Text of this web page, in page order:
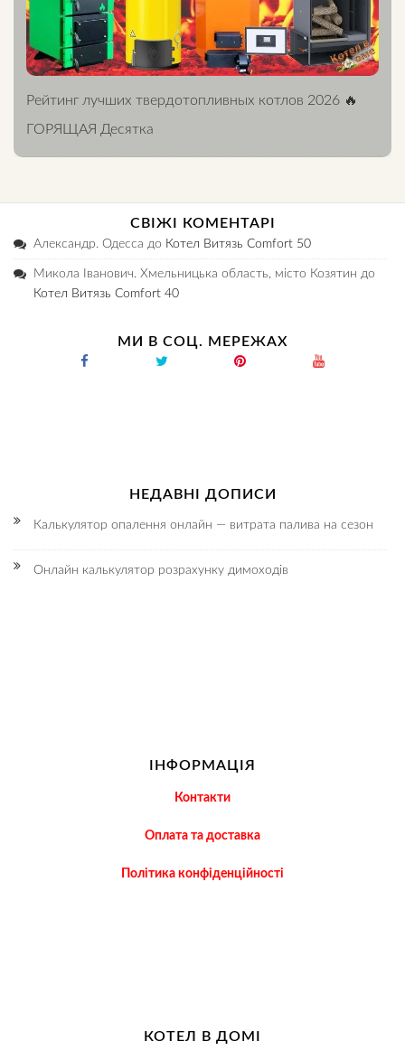
Рейтинг лучших твердотопливных котлов 2026 🔥
ГОРЯЩАЯ Десятка
СВІЖІ КОМЕНТАРІ
Александр. Одесса до Котел Витязь Comfort 50
Микола Іванович. Хмельницька область, місто Козятин до
Котел Витязь Comfort 40
МИ В СОЦ. МЕРЕЖАХ
НЕДАВНІ ДОПИСИ
Калькулятор опалення онлайн — витрата палива на сезон
Онлайн калькулятор розрахунку димоходів
ІНФОРМАЦІЯ
Контакти
Оплата та доставка
Політика конфіденційності
КОТЕЛ В ДОМІ